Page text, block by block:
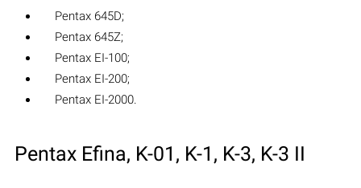
Pentax 645D;
Pentax 645Z;
Pentax EI-100;
Pentax EI-200;
Pentax EI-2000.
Pentax Efina, K-01, K-1, K-3, K-3 II